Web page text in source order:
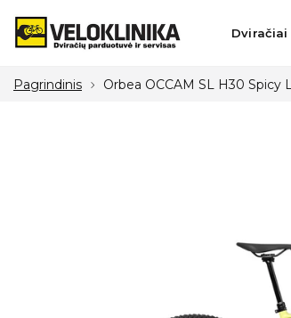
Dviračiai
Pagrindinis Orbea OCCAM SL H30 Spicy